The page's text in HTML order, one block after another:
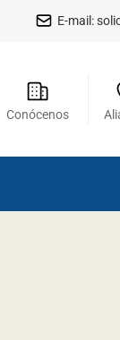
E-mail:
Conócenos